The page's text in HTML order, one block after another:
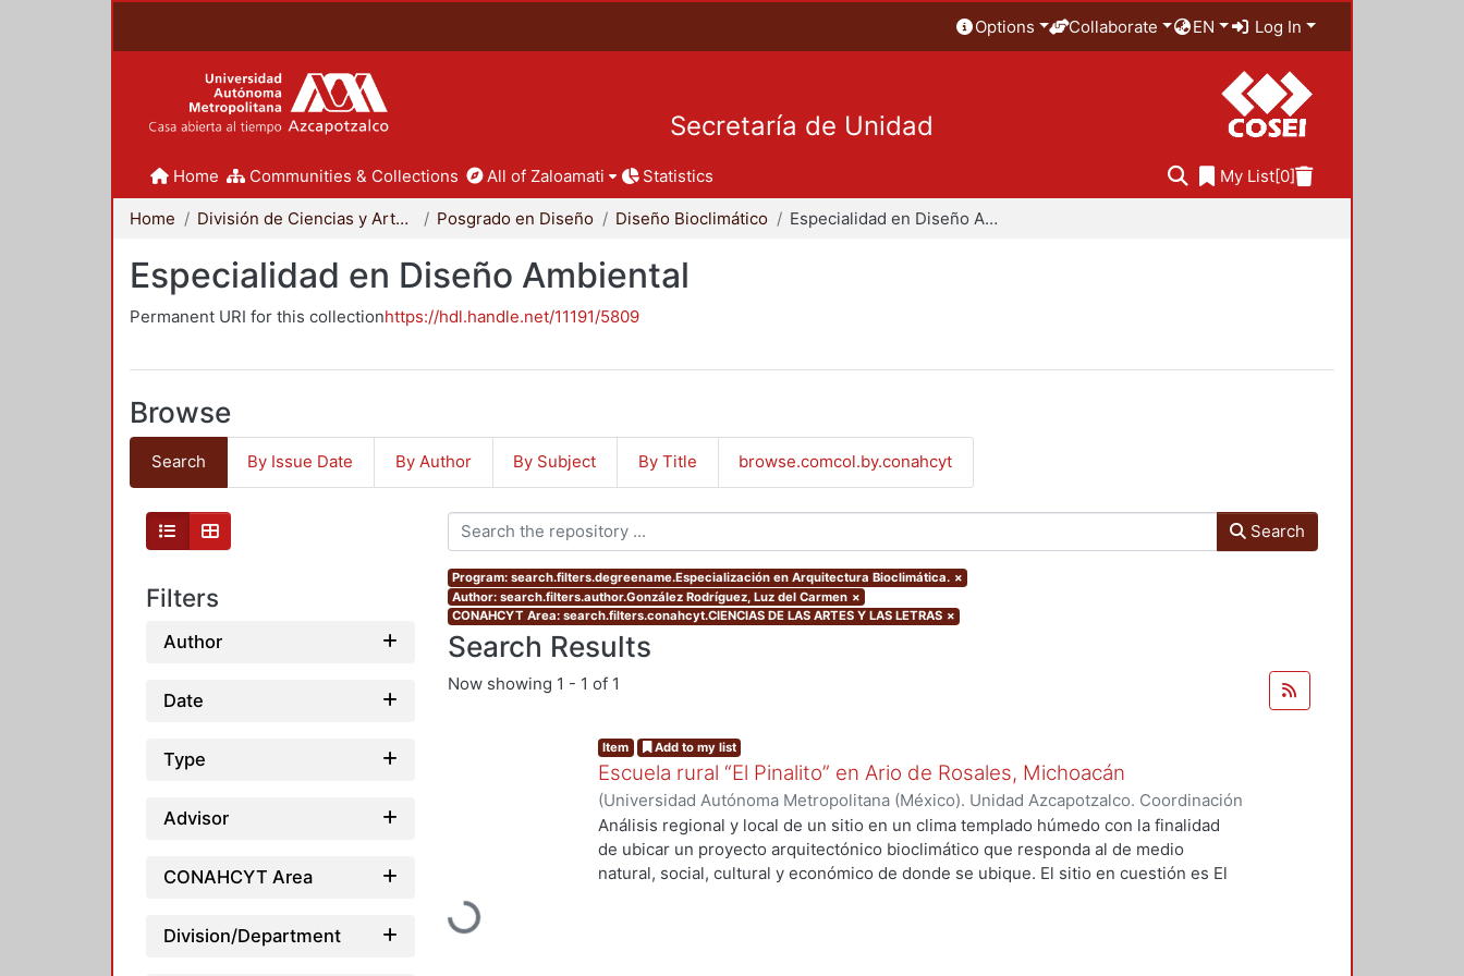
Options Collaborate EN Log In
Secretaría de Unidad
Home Communities & Collections All of Zaloamati Statistics My List[0]
Home División de Ciencias y Artes para el Diseño Posgrado en Diseño Diseño Bioclimático Especialidad en Diseño Ambiental
Especialidad en Diseño Ambiental
Permanent URI for this collectionhttps://hdl.handle.net/11191/5809
Browse
Search By Issue Date By Author By Subject By Title browse.comcol.by.conahcyt
Filters
Author
Date
Type
Advisor
CONAHCYT Area
Division/Department
Search
Program: search.filters.degreename.Especialización en Arquitectura Bioclimática. ×
Author: search.filters.author.González Rodríguez, Luz del Carmen ×
CONAHCYT Area: search.filters.conahcyt.CIENCIAS DE LAS ARTES Y LAS LETRAS ×
Search Results
Now showing 1 - 1 of 1
Loading...
Item Add to my list
Escuela rural “El Pinalito” en Ario de Rosales, Michoacán
(Universidad Autónoma Metropolitana (México). Unidad Azcapotzalco. Coordinación
de Servicios de Información., 2006-07 )González Rodríguez, Luz del Carmen
Análisis regional y local de un sitio en un clima templado húmedo con la finalidad
de ubicar un proyecto arquitectónico bioclimático que responda al de medio
natural, social, cultural y económico de donde se ubique. El sitio en cuestión es El